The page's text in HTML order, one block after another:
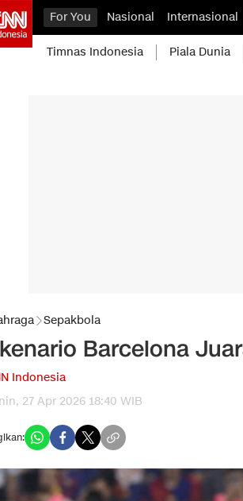
For You Nasional Internasional
Timnas Indonesia Piala Dunia
Sepakbola
Barcelona
Indonesia
27 Apr 2026 18:40 WIB